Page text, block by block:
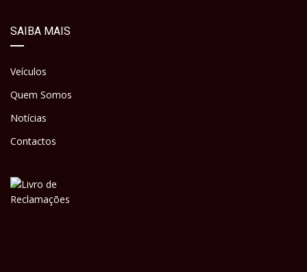
SAIBA MAIS
Veículos
Quem Somos
Notícias
Contactos